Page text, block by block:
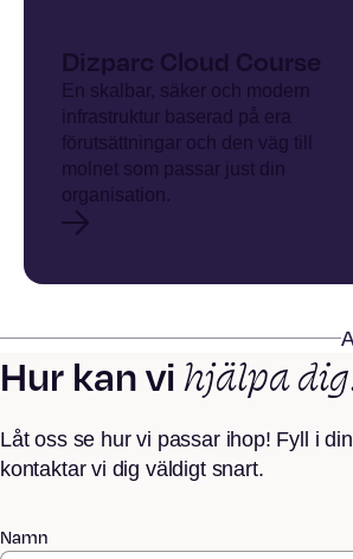
Dizparc Cloud Course
En skalbar, säker och modern
infrastruktur baserad på era
förutsättningar och den väg till
molnet som passar just din
organisation.
Hur kan vi hjälpa
Låt oss se hur vi passar ihop! Fyll i
kontaktar vi dig väldigt snart.
Namn